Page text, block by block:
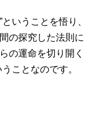
いうことを悟り、
の探究した法則に
の運命を切り開く
ことなのです。